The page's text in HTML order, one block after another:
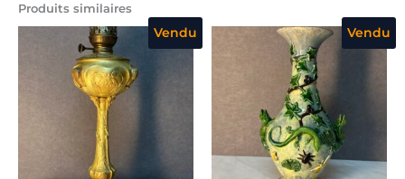
Produits similaires
Vendu Vendu